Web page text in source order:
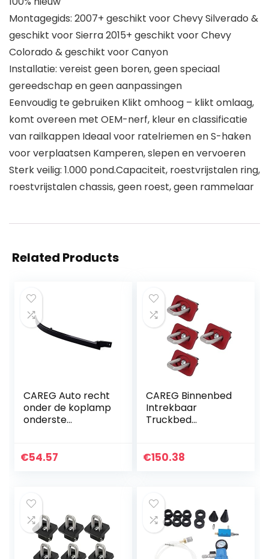
Montagegids: 2007+ geschikt voor Chevy Silverado &
geschikt voor Sierra 2015+ geschikt voor Chevy
Colorado & geschikt voor Canyon
Installatie: vereist geen boren, geen speciaal
gereedschap en geen aanpassingen
Eenvoudig te gebruiken Klikt omhoog – klikt omlaag,
komt overeen met OEM-nerf, kleur en classificatie
van railkappen Ideaal voor ratelriemen en S-haken
voor verplaatsen Kamperen, slepen en vervoeren
Sterk veilig: 1.000 pond.Capaciteit, roestvrijstalen ring,
roestvrijstalen chassis, geen roest, geen rammelaar
Related Products
CAREG Auto recht
onder de koplamp
onderste
plastic 1638260177
€54.57
CAREG Binnenbed
Intrekbaar
Truckbed
Compatibel met
€150.38